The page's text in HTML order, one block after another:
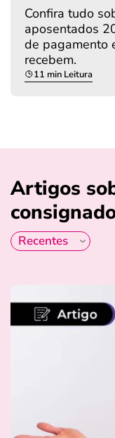
Confira tudo
aposentados
de pagamento
recebem.
11 min Leitura
Artigos